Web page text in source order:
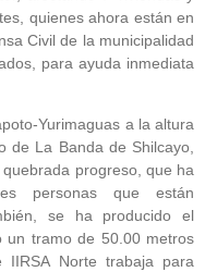
quienes ahora están en
Civil de la municipalidad
para ayuda inmediata
Yurimaguas a la altura
de La Banda de Shilcayo,
progreso, que ha
personas que están
se ha producido el
un tramo de 50.00 metros
Norte trabaja para